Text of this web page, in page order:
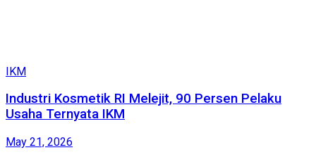
IKM
Industri Kosmetik RI Melejit, 90 Persen Pelaku
Usaha Ternyata IKM
May 21, 2026